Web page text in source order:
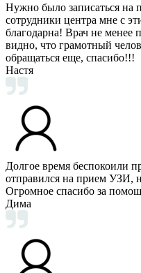
Нужно было записаться на
сотрудники центра мне с
благодарна! Врач не менее
видно, что грамотный
обращаться еще, спасибо!!!
Настя
Долгое время беспокоили
отправился на прием УЗИ,
Огромное спасибо за
Дима